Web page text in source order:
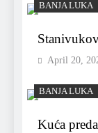
BANJA LUKA
April 20,
BANJA LUKA
Kuća